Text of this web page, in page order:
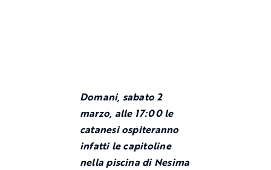
Domani, sabato 2
marzo, alle 17:00 le
catanesi ospiteranno
infatti le capitoline
nella piscina di Nesima